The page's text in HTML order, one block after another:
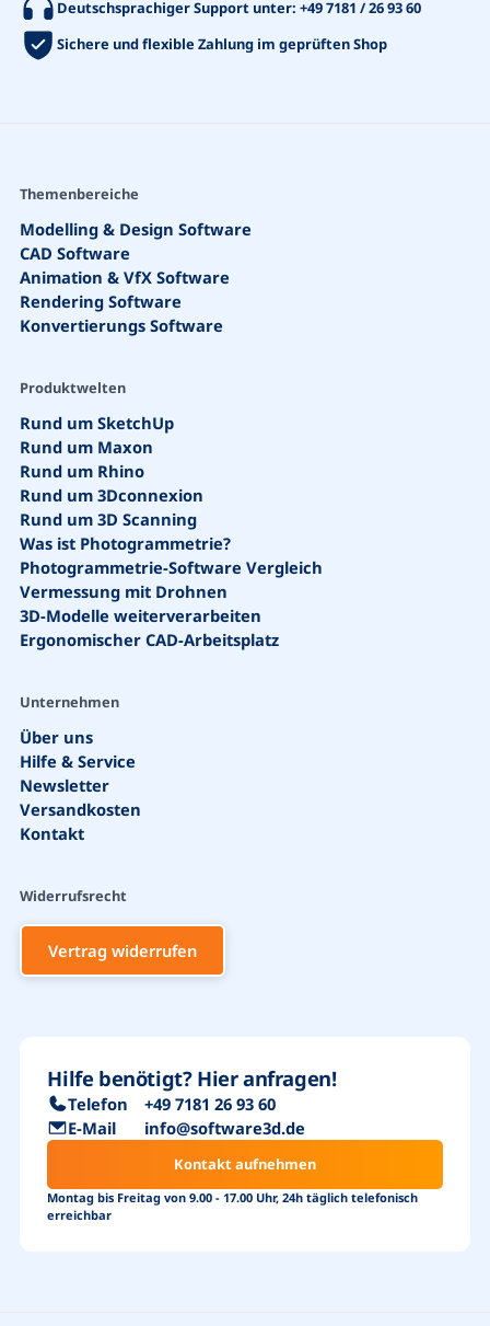
Deutschsprachiger Support unter: +49 7181 / 26 93 60
Sichere und flexible Zahlung im geprüften Shop
Themenbereiche
Modelling & Design Software
CAD Software
Animation & VfX Software
Rendering Software
Konvertierungs Software
Produktwelten
Rund um SketchUp
Rund um Maxon
Rund um Rhino
Rund um 3Dconnexion
Rund um 3D Scanning
Was ist Photogrammetrie?
Photogrammetrie-Software Vergleich
Vermessung mit Drohnen
3D-Modelle weiterverarbeiten
Ergonomischer CAD-Arbeitsplatz
Unternehmen
Über uns
Hilfe & Service
Newsletter
Versandkosten
Kontakt
Widerrufsrecht
Vertrag widerrufen
Hilfe benötigt? Hier anfragen!
Telefon
+49 7181 26 93 60
E-Mail
info@software3d.de
Kontakt aufnehmen
Montag bis Freitag von 9.00 - 17.00 Uhr, 24h täglich telefonisch
erreichbar